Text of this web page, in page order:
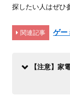
探したい人はぜひ
関連記事 ゲ
【注意】家